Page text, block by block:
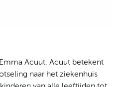
Acuut. Acuut betekent
naar het ziekenhuis